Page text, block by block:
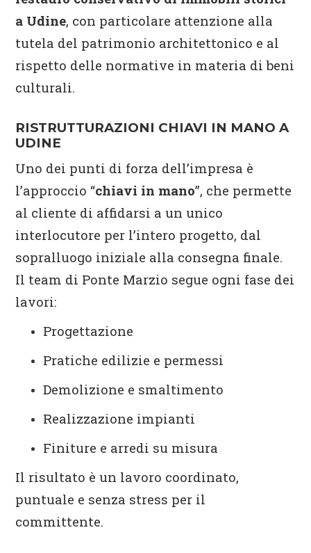
a Udine, con particolare attenzione alla
tutela del patrimonio architettonico e al
rispetto delle normative in materia di beni
culturali.
RISTRUTTURAZIONI CHIAVI IN MANO A
UDINE
Uno dei punti di forza dell’impresa è
l’approccio “chiavi in mano”, che permette
al cliente di affidarsi a un unico
interlocutore per l’intero progetto, dal
sopralluogo iniziale alla consegna finale.
Il team di Ponte Marzio segue ogni fase dei
lavori:
Progettazione
Pratiche edilizie e permessi
Demolizione e smaltimento
Realizzazione impianti
Finiture e arredi su misura
Il risultato è un lavoro coordinato,
puntuale e senza stress per il
committente.